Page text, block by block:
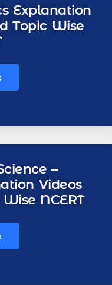
Explanation
Topic Wise
–
Videos
NCERT